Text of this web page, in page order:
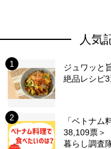
人気
ジュワッと
絶品レシピ3
「ベトナム
38,109票＞
暮らし調査